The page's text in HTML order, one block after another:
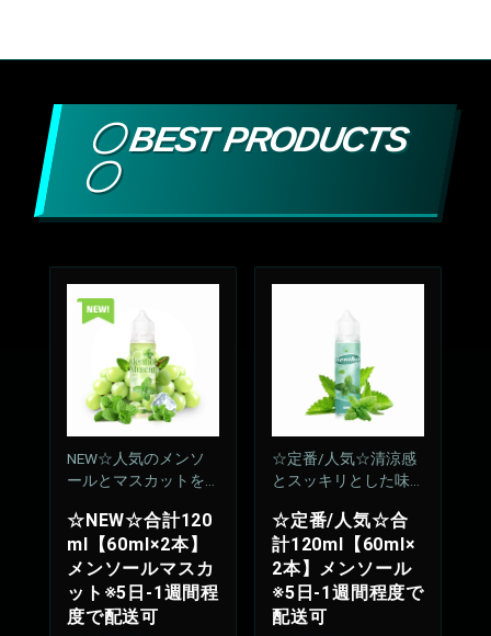
〇 BEST PRODUCTS
〇
NEW☆人気のメンソ
ールとマスカットをM
☆NEW☆合計120
ml【60ml×2本】
メンソールマスカ
ット※5日-1週間程
度で配送可
☆定番/人気☆清涼感
とスッキリとした味
来ない安定のリフレ
ッシュ感
50%VG：50%PG
☆定番/人気☆合
計120ml【60ml×
2本】メンソール
※5日-1週間程度で
配送可